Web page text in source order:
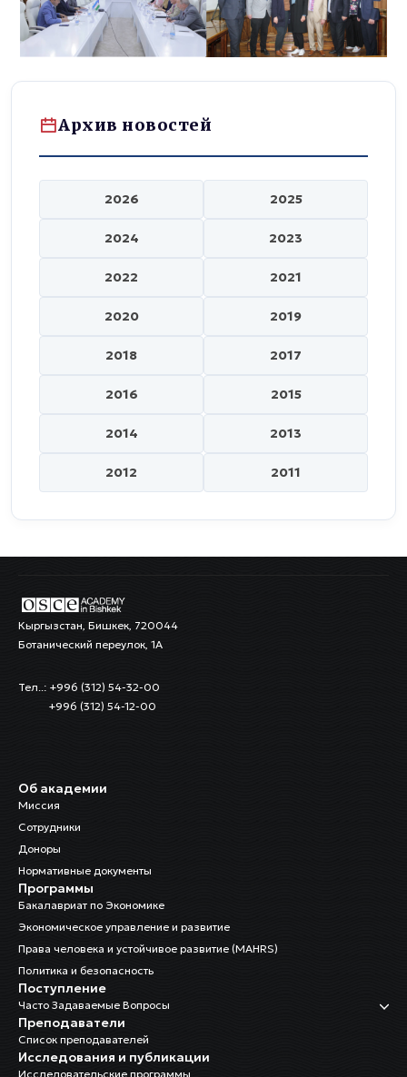
Архив новостей
2026 2025
2024 2023
2022 2021
2020 2019
2018 2017
2016 2015
2014 2013
2012 2011
Кыргызстан, Бишкек, 720044
Ботанический переулок, 1А
Тел..: +996 (312) 54-32-00
+996 (312) 54-12-00
Об академии
Миссия
Сотрудники
Доноры
Нормативные документы
Программы
Бакалавриат по Экономике
Экономическое управление и развитие
Права человека и устойчивое развитие (MAHRS)
Политика и безопасность
Поступление
Часто Задаваемые Вопросы
Преподаватели
Список преподавателей
Исследования и публикации
Исследовательские программы